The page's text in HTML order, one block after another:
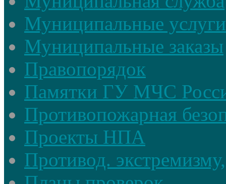
Муниципальные услуги
Муниципальные заказы
Правопорядок
Памятки ГУ МЧС
Противопожарная
Проекты НПА
Противод.